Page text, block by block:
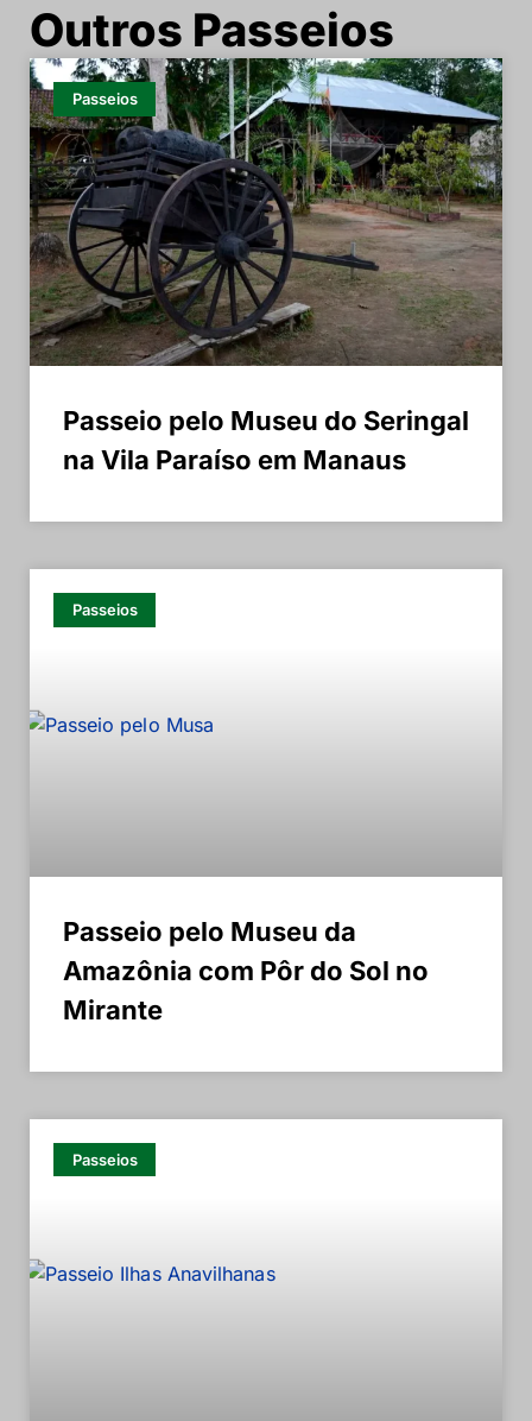
Outros Passeios
Passeios
Passeio pelo Museu do Seringal
na Vila Paraíso em Manaus
Passeios
Passeio pelo Museu da
Amazônia com Pôr do Sol no
Mirante
Passeios